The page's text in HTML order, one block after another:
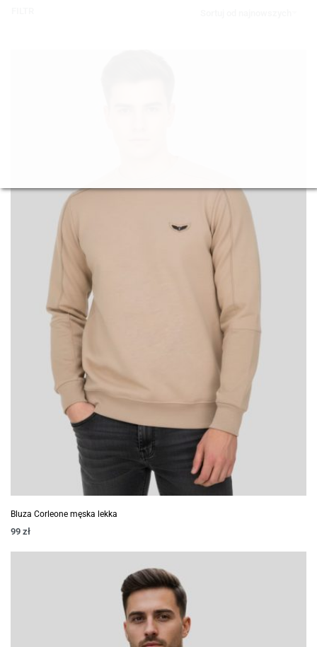
Bluza Corleone męska lekka
99 zł